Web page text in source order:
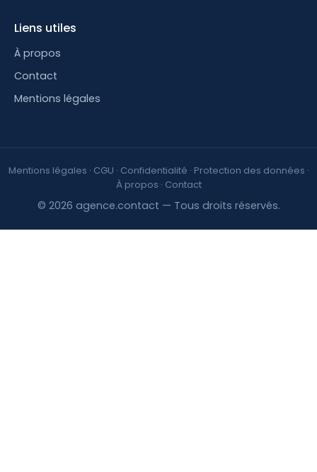
Liens utiles
À propos
Contact
Mentions légales
Mentions légales · CGU · Confidentialité · Protection des données ·
À propos · Contact
© 2026 agence.contact — Tous droits réservés.